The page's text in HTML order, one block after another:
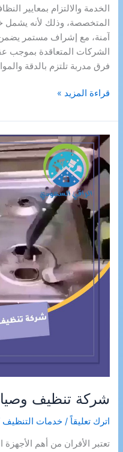
الخدمة والالتزام بمعايير
المتخصصة، وذلك لأنه يشمل
آمنة، مع إشراف مستمر يضمن
الشركات المتعاقدة بموجب
فرق مدربة تلتزم بالدقة
عقد
بالرياض
معتمد
من
البلدية
قراءة المزيد »
شركة تنظيف
اترك تعليقاً /خدمات التنظيف
تعتبر الأفران من أهم الأجهزة